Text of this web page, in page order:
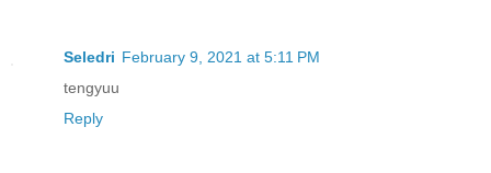
Seledri February 9, 2021 at 5:11 PM
tengyuu
Reply